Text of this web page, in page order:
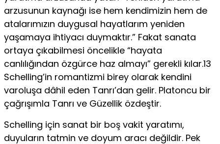
arzusunun kaynağı ise hem kendimizin hem de
atalarımızın duygusal hayatlarım yeniden
yaşamaya ihtiyacı duymaktır.” Fakat sana­ta
ortaya çıkabilmesi öncelikle “hayata
canlılığından özgürce haz almayı” gerekli kılar.13
Schelling’in romantizmi birey olarak kendini
varoluşa dâhil eden Tanrı’dan gelir. Platoncu bir
çağrışımla Tanrı ve Güzellik özdeştir.
Schelling için sanat bir boş vakit yaratımı,
duyuların tatmin ve doyum aracı de­ğildir. Pek